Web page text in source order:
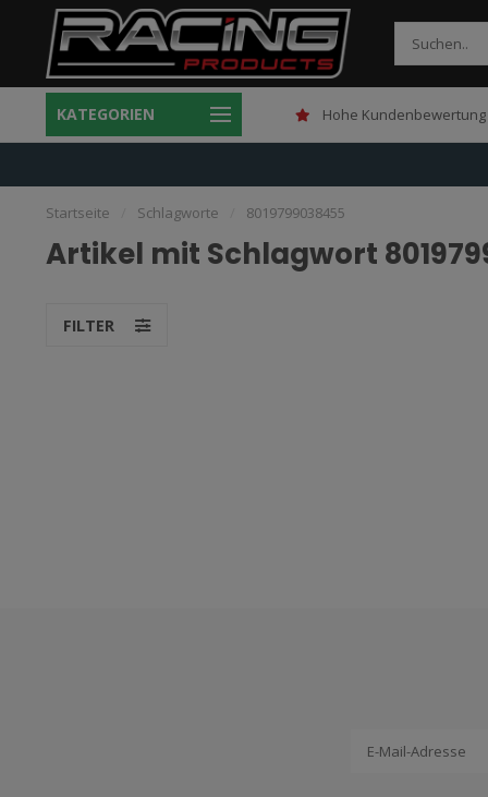
KATEGORIEN
Gratis verzending boven 150,- Hohe Kundenbewertung
Startseite Schlagworte 8019799038455
Artikel mit Schlagwort
FILTER